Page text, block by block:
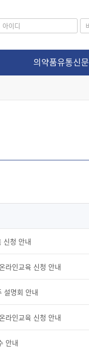
의약품유통신문
신청 안내
라인교육 신청 안내
설명회 안내
라인교육 신청 안내
안내